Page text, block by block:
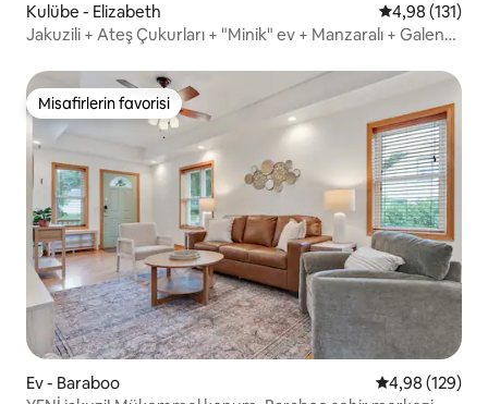
Kulübe - Elizabeth 5 üzerinden
4,98 (131)
Jakuzili + Ateş Çukurları + "Minik" ev + Manzaralı + Galena
Misafirlerin favorisi
Misafirlerin favorisi
Ev - Baraboo 5 üzerinden
4,98 (129)